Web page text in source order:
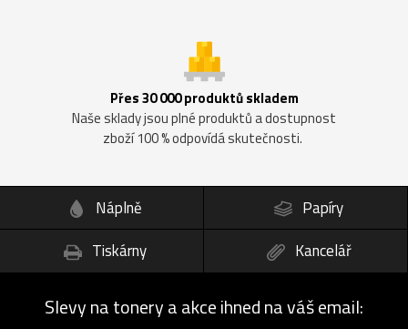
Přes 30 000 produktů skladem
Naše sklady jsou plné produktů a dostupnost
zboží 100 % odpovídá skutečnosti.
Náplně
Papíry
Tiskárny
Kancelář
Slevy na tonery a akce ihned na váš email: